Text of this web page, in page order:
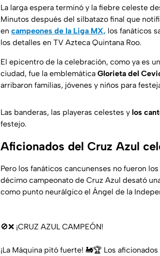
La larga espera terminó y la fiebre celeste
Minutos después del silbatazo final que
en campeones de la Liga MX, los fanáticos
los detalles en TV Azteca Quintana Roo.
El epicentro de la celebración, como ya es
ciudad, fue la emblemática Glorieta del
arribaron familias, jóvenes y niños para
Las banderas, las playeras celestes y los
festejo.
Aficionados del Cruz Azul
Pero los fanáticos cancunenses no fueron
décimo campeonato de Cruz Azul desató
como punto neurálgico el Ángel de la
🚫❌ ¡CRUZ AZUL CAMPEÓN!
¡La Máquina pitó fuerte! 🚂🏆 Los